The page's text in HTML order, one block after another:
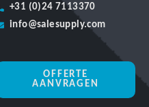
+31 (0)24 7113370
info@salesupply.com
OFFERTE
AANVRAGEN